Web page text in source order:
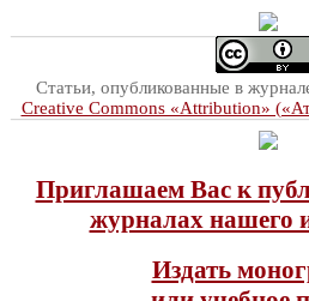
Статьи, опубликованные в
Creative Commons «Attribution»
Приглашаем Вас к
журналах нашего
Издать